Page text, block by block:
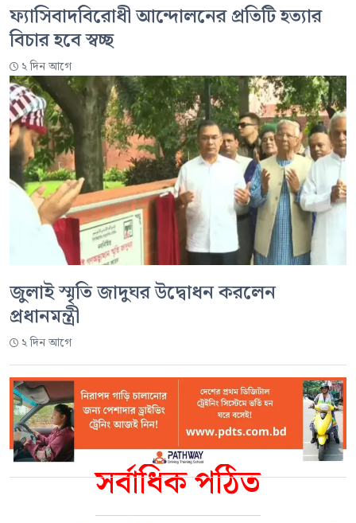
সর্বাধিক পঠিত
ফ্যাসিবাদবিরোধী আন্দোলনের প্রতিটি হত্যার
বিচার হবে স্বচ্ছ
২ দিন আগে
জুলাই স্মৃতি জাদুঘর উদ্বোধন করলেন
প্রধানমন্ত্রী
২ দিন আগে